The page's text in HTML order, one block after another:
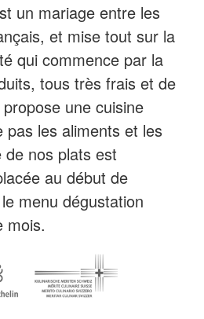
un mariage entre les
et mise tout sur la
qui commence par la
tous très frais et de
une cuisine
pas les aliments et les
nos plats est
au début de
menu dégustation
mois.